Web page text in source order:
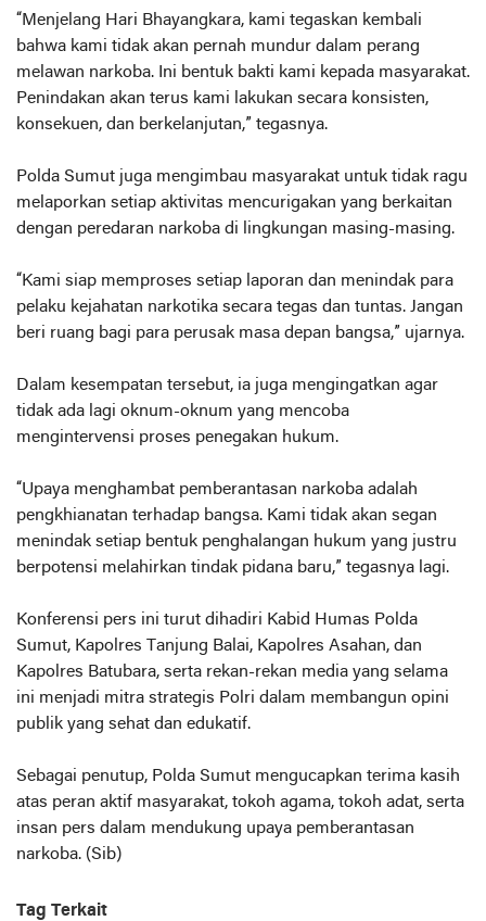
“Menjelang Hari Bhayangkara, kami tegaskan kembali
bahwa kami tidak akan pernah mundur dalam perang
melawan narkoba. Ini bentuk bakti kami kepada masyarakat.
Penindakan akan terus kami lakukan secara konsisten,
konsekuen, dan berkelanjutan,” tegasnya.
Polda Sumut juga mengimbau masyarakat untuk tidak ragu
melaporkan setiap aktivitas mencurigakan yang berkaitan
dengan peredaran narkoba di lingkungan masing-masing.
“Kami siap memproses setiap laporan dan menindak para
pelaku kejahatan narkotika secara tegas dan tuntas. Jangan
beri ruang bagi para perusak masa depan bangsa,” ujarnya.
Dalam kesempatan tersebut, ia juga mengingatkan agar
tidak ada lagi oknum-oknum yang mencoba
mengintervensi proses penegakan hukum.
“Upaya menghambat pemberantasan narkoba adalah
pengkhianatan terhadap bangsa. Kami tidak akan segan
menindak setiap bentuk penghalangan hukum yang justru
berpotensi melahirkan tindak pidana baru,” tegasnya lagi.
Konferensi pers ini turut dihadiri Kabid Humas Polda
Sumut, Kapolres Tanjung Balai, Kapolres Asahan, dan
Kapolres Batubara, serta rekan-rekan media yang selama
ini menjadi mitra strategis Polri dalam membangun opini
publik yang sehat dan edukatif.
Sebagai penutup, Polda Sumut mengucapkan terima kasih
atas peran aktif masyarakat, tokoh agama, tokoh adat, serta
insan pers dalam mendukung upaya pemberantasan
narkoba. (Sib)
Tag Terkait